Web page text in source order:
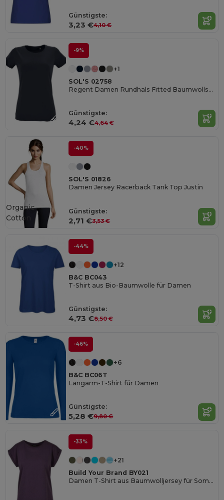
Günstigste:
3,23 €4,10 €
-9%
+1
SOL'S 02758
Regent Damen Rundhals Fitted Baumwollshirt
Günstigste:
4,24 €4,64 €
-40%
SOL'S 01826
Damen Jersey Racerback Tank Top Justin
Günstigste:
2,71 €3,53 €
Organic
Cotton
-44%
+12
B&C BC043
T-Shirt aus Bio-Baumwolle für Damen
Günstigste:
4,73 €8,50 €
-46%
+6
B&C BC06T
Langarm-T-Shirt für Damen
Günstigste:
5,28 €9,80 €
-33%
+21
Build Your Brand BY021
Damen T-Shirt aus Baumwolljersey für Sommer